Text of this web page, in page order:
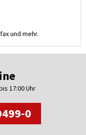
und mehr.
17:00 Uhr
0